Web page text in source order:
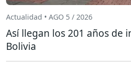
Actualidad • AGO 5 / 2026
Así llegan los 201 años de
Bolivia